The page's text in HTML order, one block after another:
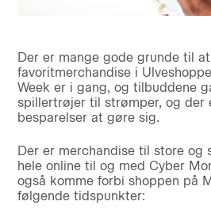
Der er mange gode grunde til
favoritmerchandise i
Week er i gang, og tilbuddene
spillertrøjer til strømper, og der
besparelser at gøre sig.
Der er merchandise til store og
hele online til og med Cyber
også komme forbi shoppen på
følgende tidspunkter: